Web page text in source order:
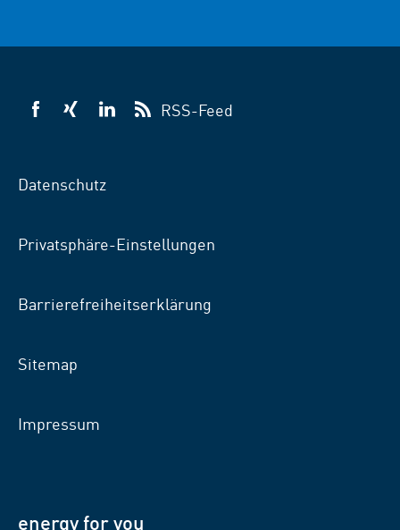
VSB
VSB
VSB
RSS-Feed
Datenschutz
Privatsphäre-Einstellungen
Barrierefreiheitserklärung
Sitemap
Impressum
energy for you